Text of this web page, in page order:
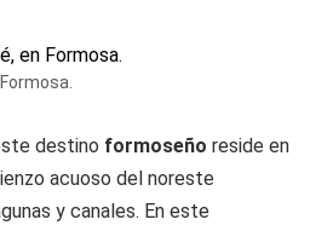
destino formoseño reside en
acuoso del noreste
y canales. En este